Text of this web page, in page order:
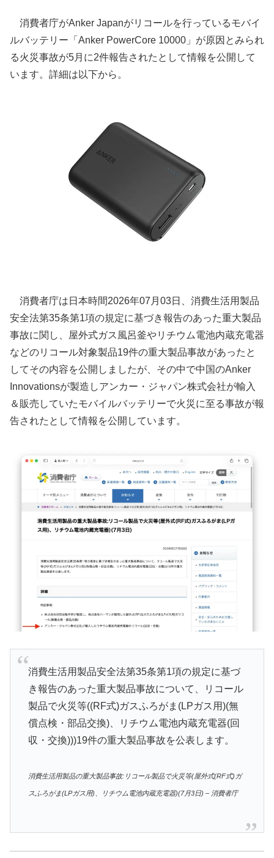
消費者庁がAnker Japanがリコールを行っているモバイ
ルバッテリー「Anker PowerCore 10000」が原因とみられ
る火災事故が5月に2件報告されたとして情報を公開して
います。詳細は以下から。
消費者庁は日本時間2026年07月03日、消費生活用製品
安全法第35条第1項の規定に基づき報告のあった重大製品
事故に関し、屋外式ガス風呂釜やリチウム電池内蔵充電器
などのリコール対象製品19件の重大製品事故があったと
してその内容を公開しましたが、その中で中国のAnker
Innovationsが製造しアンカー・ジャパン株式会社が輸入
＆販売していたモバイルバッテリーで火災に至る事故が報
告されたとして情報を公開しています。
消費生活用製品安全法第35条第1項の規定に基づ
き報告のあった重大製品事故について、リコール
製品で火災等((RF式)ガスふろがま(LPガス用)(無
償点検・部品交換)、リチウム電池内蔵充電器(回
収・交換)))19件の重大製品事故を公表します。
消費生活用製品の重大製品事故:リコール製品で火災等(屋外式(RF式)ガ
スふろがま(LPガス用)、リチウム電池内蔵充電器)(7月3日) – 消費者庁